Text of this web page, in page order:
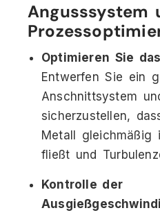
Angusssystem
Optimieren Sie
Entwerfen Sie ein
Anschnittsystem
sicherzustellen,
Metall gleichmäßig
fließt und
Kontrolle der